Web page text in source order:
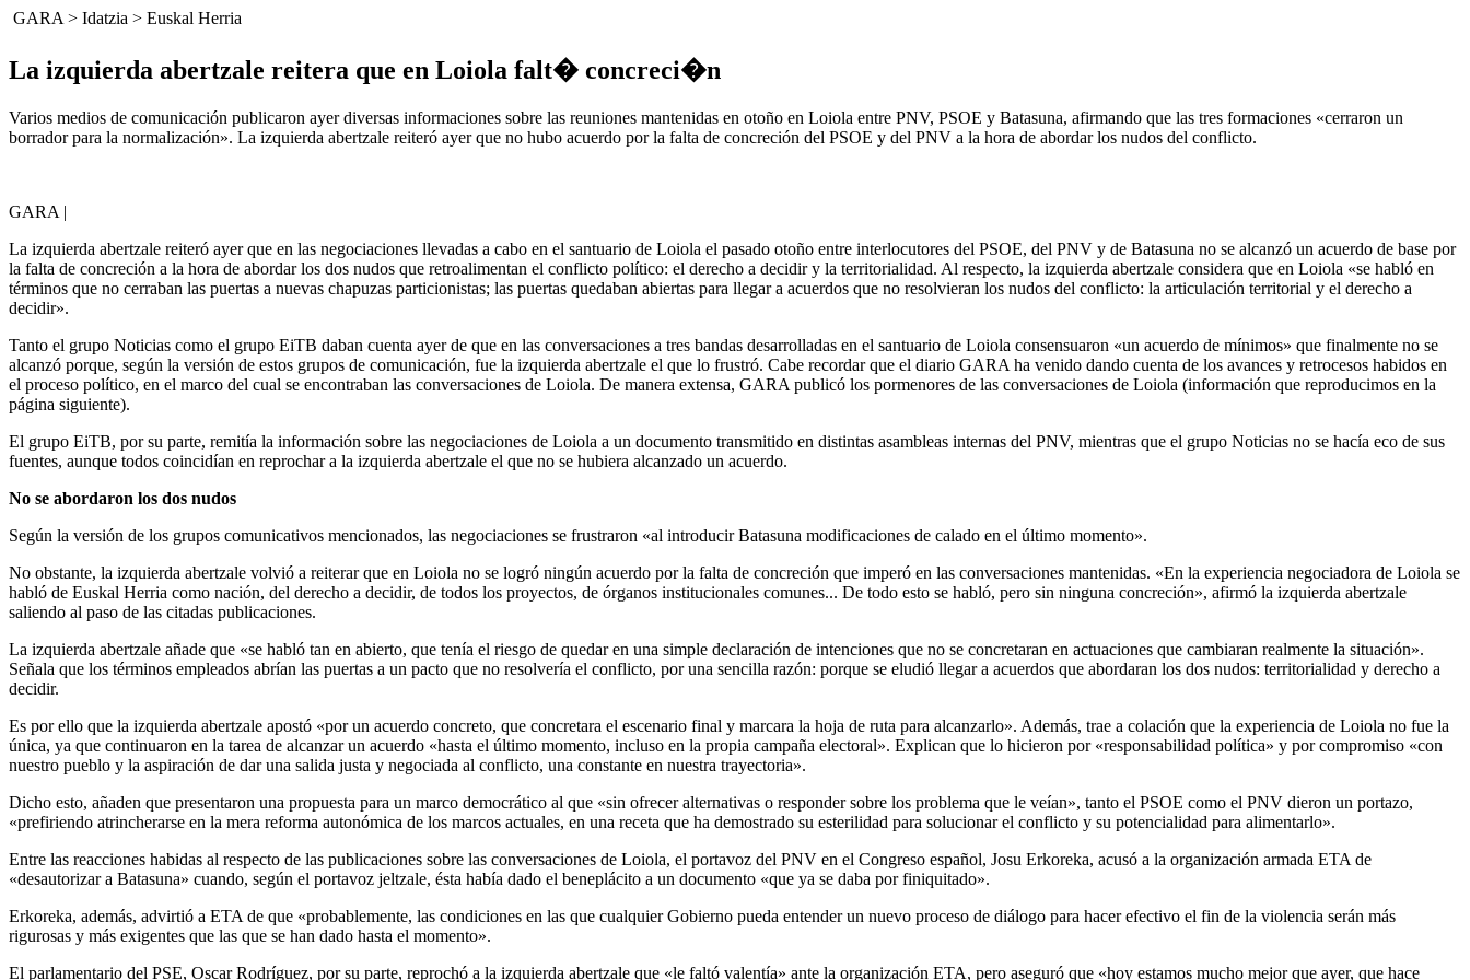
GARA > Idatzia > Euskal Herria
La izquierda abertzale reitera que en Loiola falt� concreci�n
Varios medios de comunicación publicaron ayer diversas informaciones sobre las reuniones mantenidas en otoño en Loiola entre PNV, PSOE y Batasuna, afirmando que las tres formaciones «cerraron un
borrador para la normalización». La izquierda abertzale reiteró ayer que no hubo acuerdo por la falta de concreción del PSOE y del PNV a la hora de abordar los nudos del conflicto.
GARA |
La izquierda abertzale reiteró ayer que en las negociaciones llevadas a cabo en el santuario de Loiola el pasado otoño entre interlocutores del PSOE, del PNV y de Batasuna no se alcanzó un acuerdo de base por
la falta de concreción a la hora de abordar los dos nudos que retroalimentan el conflicto político: el derecho a decidir y la territorialidad. Al respecto, la izquierda abertzale considera que en Loiola «se habló en
términos que no cerraban las puertas a nuevas chapuzas particionistas; las puertas quedaban abiertas para llegar a acuerdos que no resolvieran los nudos del conflicto: la articulación territorial y el derecho a
decidir».
Tanto el grupo Noticias como el grupo EiTB daban cuenta ayer de que en las conversaciones a tres bandas desarrolladas en el santuario de Loiola consensuaron «un acuerdo de mínimos» que finalmente no se
alcanzó porque, según la versión de estos grupos de comunicación, fue la izquierda abertzale el que lo frustró. Cabe recordar que el diario GARA ha venido dando cuenta de los avances y retrocesos habidos en
el proceso político, en el marco del cual se encontraban las conversaciones de Loiola. De manera extensa, GARA publicó los pormenores de las conversaciones de Loiola (información que reproducimos en la
página siguiente).
El grupo EiTB, por su parte, remitía la información sobre las negociaciones de Loiola a un documento transmitido en distintas asambleas internas del PNV, mientras que el grupo Noticias no se hacía eco de sus
fuentes, aunque todos coincidían en reprochar a la izquierda abertzale el que no se hubiera alcanzado un acuerdo.
No se abordaron los dos nudos
Según la versión de los grupos comunicativos mencionados, las negociaciones se frustraron «al introducir Batasuna modificaciones de calado en el último momento».
No obstante, la izquierda abertzale volvió a reiterar que en Loiola no se logró ningún acuerdo por la falta de concreción que imperó en las conversaciones mantenidas. «En la experiencia negociadora de Loiola se
habló de Euskal Herria como nación, del derecho a decidir, de todos los proyectos, de órganos institucionales comunes... De todo esto se habló, pero sin ninguna concreción», afirmó la izquierda abertzale
saliendo al paso de las citadas publicaciones.
La izquierda abertzale añade que «se habló tan en abierto, que tenía el riesgo de quedar en una simple declaración de intenciones que no se concretaran en actuaciones que cambiaran realmente la situación».
Señala que los términos empleados abrían las puertas a un pacto que no resolvería el conflicto, por una sencilla razón: porque se eludió llegar a acuerdos que abordaran los dos nudos: territorialidad y derecho a
decidir.
Es por ello que la izquierda abertzale apostó «por un acuerdo concreto, que concretara el escenario final y marcara la hoja de ruta para alcanzarlo». Además, trae a colación que la experiencia de Loiola no fue la
única, ya que continuaron en la tarea de alcanzar un acuerdo «hasta el último momento, incluso en la propia campaña electoral». Explican que lo hicieron por «responsabilidad política» y por compromiso «con
nuestro pueblo y la aspiración de dar una salida justa y negociada al conflicto, una constante en nuestra trayectoria».
Dicho esto, añaden que presentaron una propuesta para un marco democrático al que «sin ofrecer alternativas o responder sobre los problema que le veían», tanto el PSOE como el PNV dieron un portazo,
«prefiriendo atrincherarse en la mera reforma autonómica de los marcos actuales, en una receta que ha demostrado su esterilidad para solucionar el conflicto y su potencialidad para alimentarlo».
Entre las reacciones habidas al respecto de las publicaciones sobre las conversaciones de Loiola, el portavoz del PNV en el Congreso español, Josu Erkoreka, acusó a la organización armada ETA de
«desautorizar a Batasuna» cuando, según el portavoz jeltzale, ésta había dado el beneplácito a un documento «que ya se daba por finiquitado».
Erkoreka, además, advirtió a ETA de que «probablemente, las condiciones en las que cualquier Gobierno pueda entender un nuevo proceso de diálogo para hacer efectivo el fin de la violencia serán más
rigurosas y más exigentes que las que se han dado hasta el momento».
El parlamentario del PSE, Oscar Rodríguez, por su parte, reprochó a la izquierda abertzale que «le faltó valentía» ante la organización ETA, pero aseguró que «hoy estamos mucho mejor que ayer, que hace